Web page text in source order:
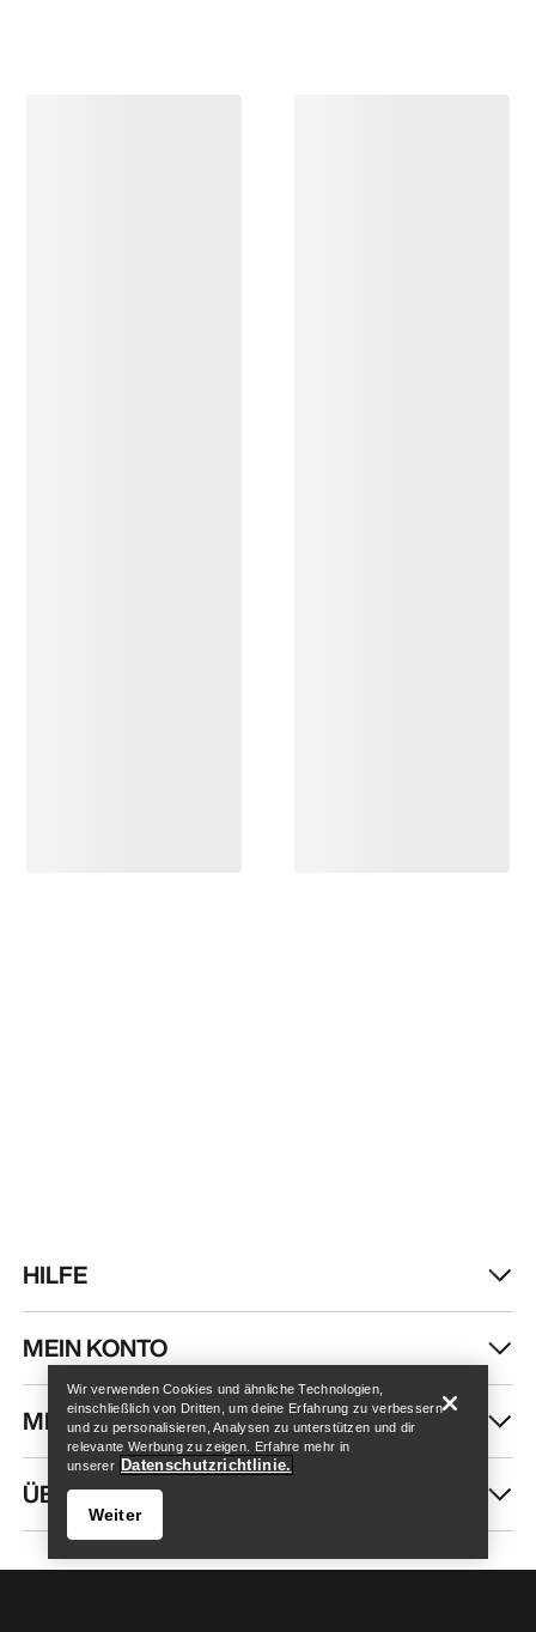
Store finden Help
HILFE
MEIN KONTO
MEHR SHOPPEN
ÜBER UNS
Wir verwenden Cookies und ähnliche Technologien,
einschließlich von Dritten, um deine Erfahrung zu verbessern
und zu personalisieren, Analysen zu unterstützen und dir
relevante Werbung zu zeigen. Erfahre mehr in
unserer Datenschutzrichtlinie.
Weiter